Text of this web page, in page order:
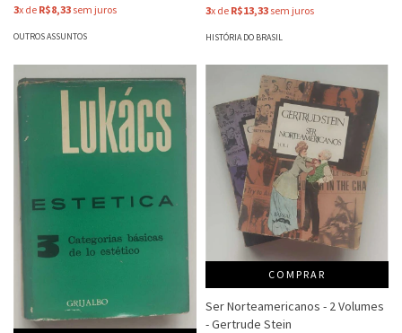
3x de R$8,33 sem juros
OUTROS ASSUNTOS
3x de R$13,33 sem juros
HISTÓRIA DO BRASIL
COMPRAR
Ser Norteamericanos - 2 Volumes
- Gertrude Stein